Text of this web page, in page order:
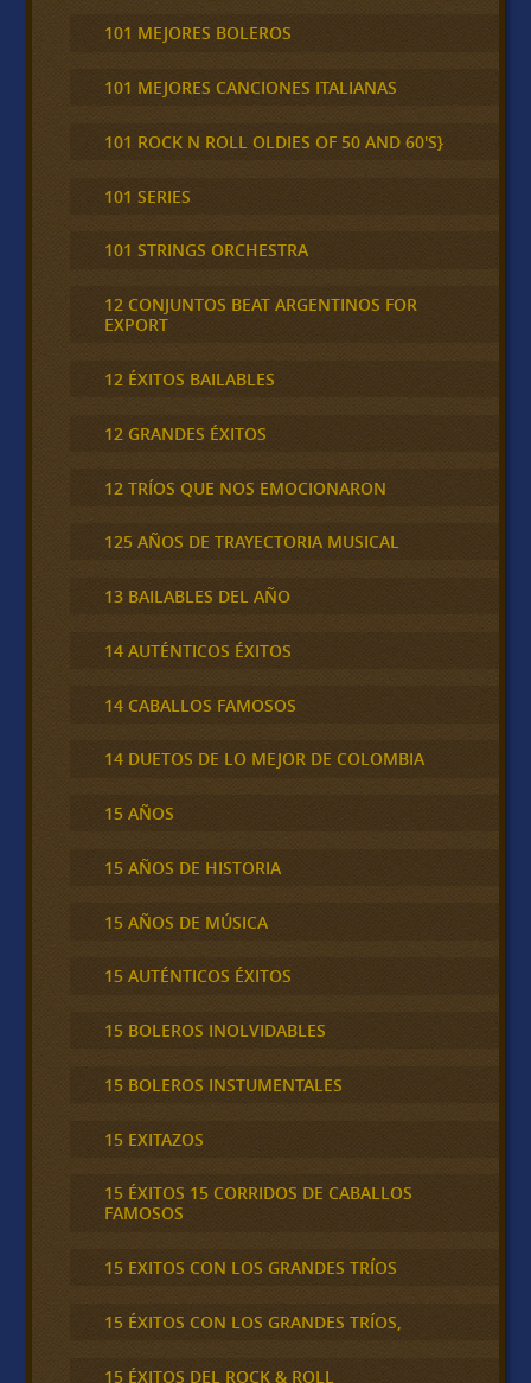
101 MEJORES BOLEROS
101 MEJORES CANCIONES ITALIANAS
101 ROCK N ROLL OLDIES OF 50 AND 60'S}
101 SERIES
101 STRINGS ORCHESTRA
12 CONJUNTOS BEAT ARGENTINOS FOR
EXPORT
12 ÉXITOS BAILABLES
12 GRANDES ÉXITOS
12 TRÍOS QUE NOS EMOCIONARON
125 AÑOS DE TRAYECTORIA MUSICAL
13 BAILABLES DEL AÑO
14 AUTÉNTICOS ÉXITOS
14 CABALLOS FAMOSOS
14 DUETOS DE LO MEJOR DE COLOMBIA
15 AÑOS
15 AÑOS DE HISTORIA
15 AÑOS DE MÚSICA
15 AUTÉNTICOS ÉXITOS
15 BOLEROS INOLVIDABLES
15 BOLEROS INSTUMENTALES
15 EXITAZOS
15 ÉXITOS 15 CORRIDOS DE CABALLOS
FAMOSOS
15 EXITOS CON LOS GRANDES TRÍOS
15 ÉXITOS CON LOS GRANDES TRÍOS,
15 ÉXITOS DEL ROCK & ROLL